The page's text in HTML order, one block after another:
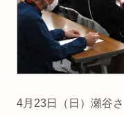
4月23日（日）瀬谷